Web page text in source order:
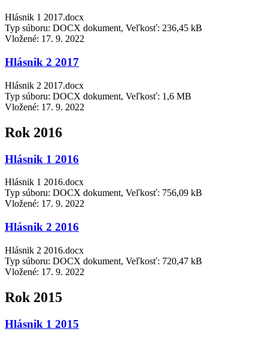
Hlásnik 1 2017.docx
Typ súboru: DOCX dokument, Veľkosť: 236,45 kB
Vložené: 17. 9. 2022
Hlásnik 2 2017
Hlásnik 2 2017.docx
Typ súboru: DOCX dokument, Veľkosť: 1,6 MB
Vložené: 17. 9. 2022
Rok 2016
Hlásnik 1 2016
Hlásnik 1 2016.docx
Typ súboru: DOCX dokument, Veľkosť: 756,09 kB
Vložené: 17. 9. 2022
Hlásnik 2 2016
Hlásnik 2 2016.docx
Typ súboru: DOCX dokument, Veľkosť: 720,47 kB
Vložené: 17. 9. 2022
Rok 2015
Hlásnik 1 2015